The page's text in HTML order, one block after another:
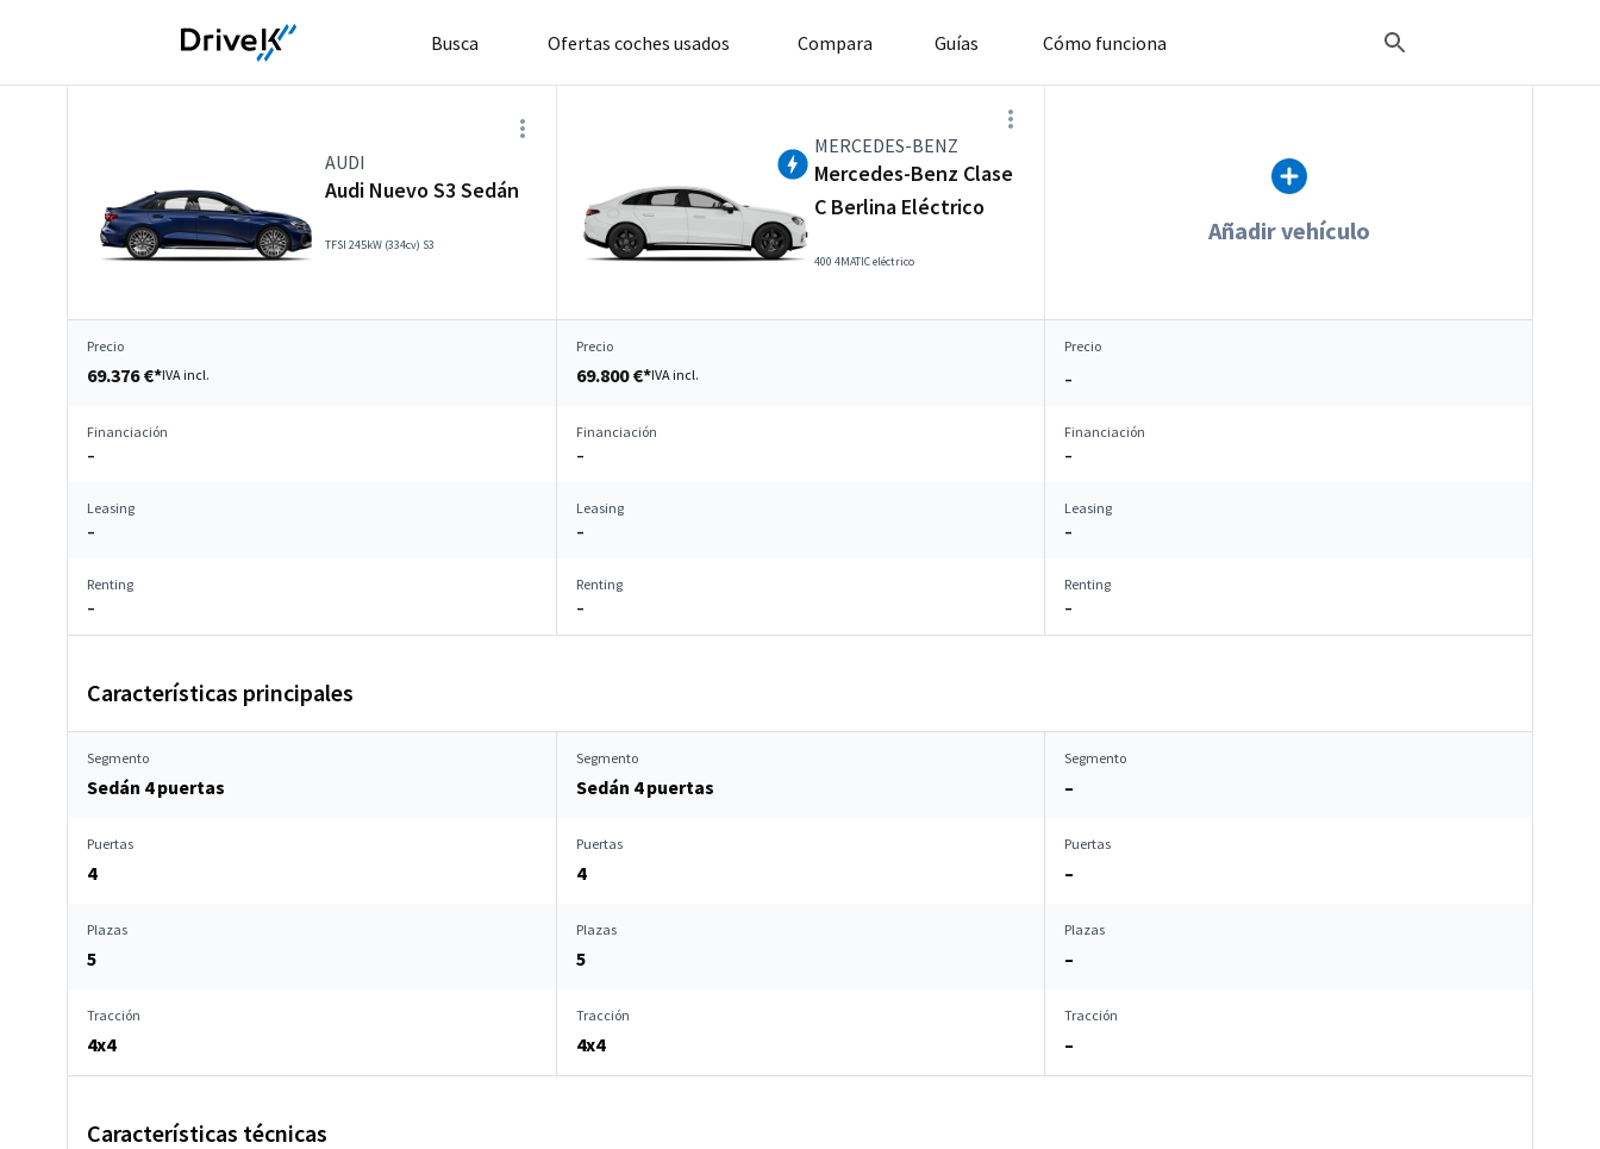
Busca Ofertas coches usados Compara Guías Cómo funciona
AUDI
Audi Nuevo S3 Sedán
TFSI 245kW (334cv) S3
MERCEDES-BENZ
Mercedes-Benz Clase
C Berlina Eléctrico
400 4MATIC eléctrico
Añadir vehículo
Precio
69.376 €*IVA incl.
Precio
69.800 €*IVA incl.
Precio
–
Financiación
–
Financiación
–
Financiación
–
Leasing
–
Leasing
–
Leasing
–
Renting
–
Renting
–
Renting
–
Características principales
Segmento
Sedán 4 puertas
Segmento
Sedán 4 puertas
Segmento
–
Puertas
4
Puertas
4
Puertas
–
Plazas
5
Plazas
5
Plazas
–
Tracción
4x4
Tracción
4x4
Tracción
–
Características técnicas